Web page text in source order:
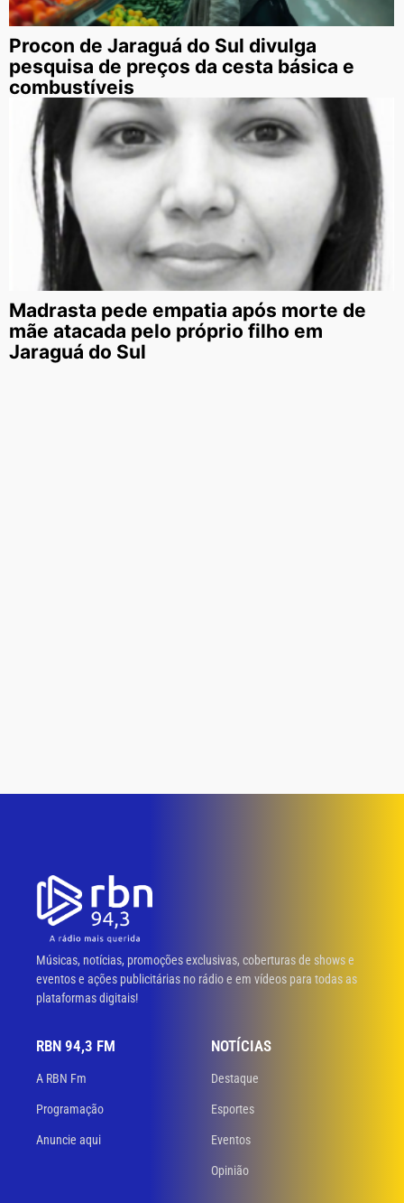
Procon de Jaraguá do Sul divulga
pesquisa de preços da cesta básica e
combustíveis
Madrasta pede empatia após morte de
mãe atacada pelo próprio filho em
Jaraguá do Sul
Músicas, notícias, promoções exclusivas, coberturas de shows e
eventos e ações publicitárias no rádio e em vídeos para todas as
plataformas digitais!
RBN 94,3 FM
A RBN Fm
Programação
Anuncie aqui
NOTÍCIAS
Destaque
Esportes
Eventos
Opinião